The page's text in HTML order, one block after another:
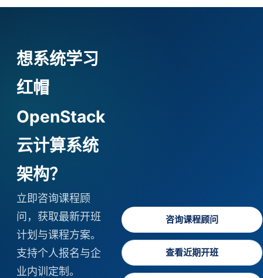
想系统学习
红帽
OpenStack
云计算系统
架构？
立即咨询课程顾
问，获取最新开班
计划与课程方案。
支持个人报名与企
业内训定制。
咨询课程顾问
查看近期开班